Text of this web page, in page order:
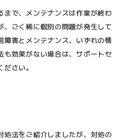
まで、メンテナンスは作業が終わ
、ごく稀に個別の問題が発生して
障害とメンテナンス、いずれの情
も効果がない場合は、サポートセ
さい。
処法をご紹介しましたが、対処の